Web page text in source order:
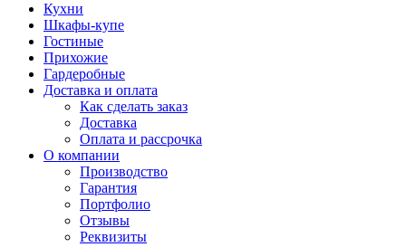
Кухни
Шкафы-купе
Гостиные
Прихожие
Гардеробные
Доставка и оплата
Как сделать заказ
Доставка
Оплата и рассрочка
О компании
Производство
Гарантия
Портфолио
Отзывы
Реквизиты